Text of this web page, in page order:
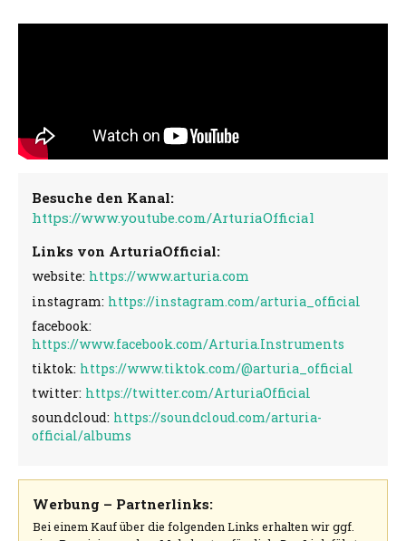
Besuche den Kanal:
https://www.youtube.com/ArturiaOfficial
Links von ArturiaOfficial:
website: https://www.arturia.com
instagram: https://instagram.com/arturia_official
facebook:
https://www.facebook.com/Arturia.Instruments
tiktok: https://www.tiktok.com/@arturia_official
twitter: https://twitter.com/ArturiaOfficial
soundcloud: https://soundcloud.com/arturia-
official/albums
Werbung – Partnerlinks:
Bei einem Kauf über die folgenden Links erhalten wir ggf.